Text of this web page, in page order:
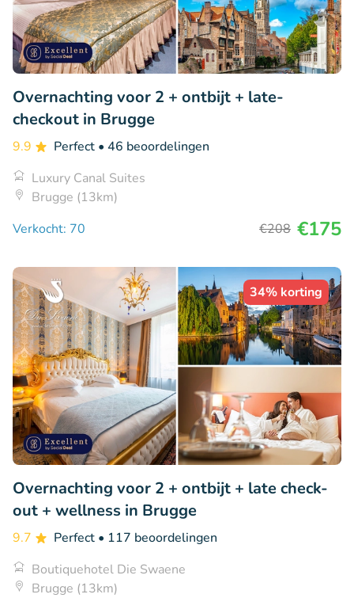
Overnachting voor 2 + ontbijt + late-
checkout in Brugge
9.9 Perfect • 46 beoordelingen
Luxury Canal Suites
Brugge (13km)
Verkocht: 70
€208 €175
34% korting
Overnachting voor 2 + ontbijt + late check-
out + wellness in Brugge
9.7 Perfect • 117 beoordelingen
Boutiquehotel Die Swaene
Brugge (13km)